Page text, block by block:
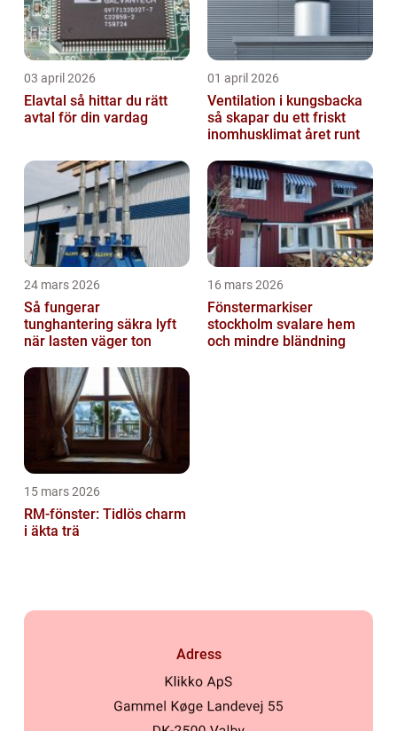
03 april 2026
Elavtal så hittar du rätt
avtal för din vardag
01 april 2026
Ventilation i kungsbacka
så skapar du ett friskt
inomhusklimat året runt
24 mars 2026
Så fungerar
tunghantering säkra lyft
när lasten väger ton
16 mars 2026
Fönstermarkiser
stockholm svalare hem
och mindre bländning
15 mars 2026
RM-fönster: Tidlös charm
i äkta trä
Adress